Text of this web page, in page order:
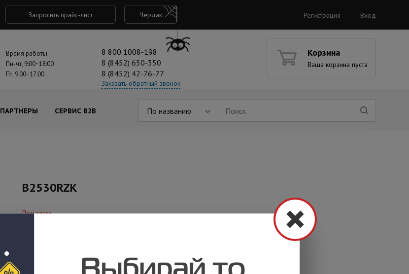
Запросить прайс-лист Чердак Регистрация Вход
Время работы
Пн-чт, 9:00−18:00
Пт, 9:00−17:00
8 800 1008-198
8 (8452) 650-350
8 (8452) 42-76-77
Заказать обратный звонок
Корзина
Ваша корзина пуста
ПАРТНЕРЫ СЕРВИС B2B По названию
B2530RZK
Под заказ